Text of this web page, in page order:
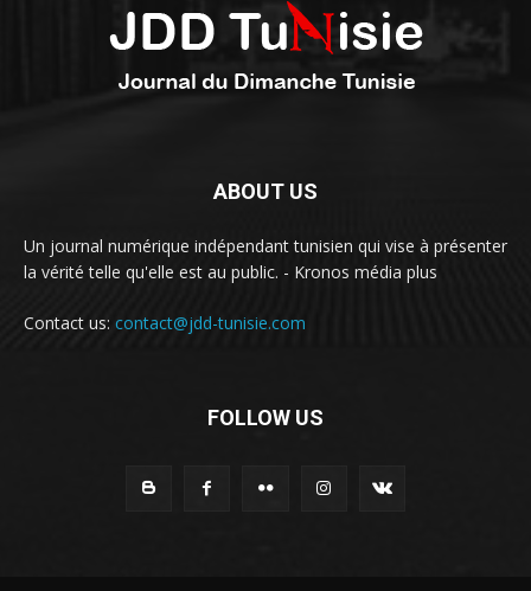
ABOUT US
Un journal numérique indépendant tunisien qui vise à présenter
la vérité telle qu'elle est au public. - Kronos média plus
Contact us: contact@jdd-tunisie.com
FOLLOW US